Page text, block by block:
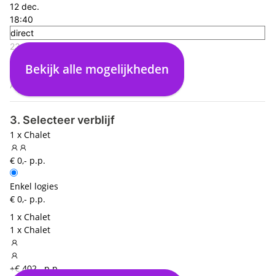
12 dec.
18:40
direct
23:50
Madeira Funchal (FNC)
00:00
Amsterdam (AMS)
Bekijk alle mogelijkheden
3. Selecteer verblijf
1 x Chalet
€ 0,- p.p.
Enkel logies
€ 0,- p.p.
1 x Chalet
1 x Chalet
+€ 402,- p.p.